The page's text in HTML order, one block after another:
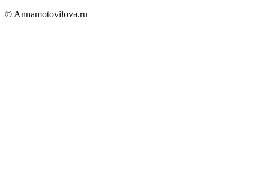
© Annamotovilova.ru